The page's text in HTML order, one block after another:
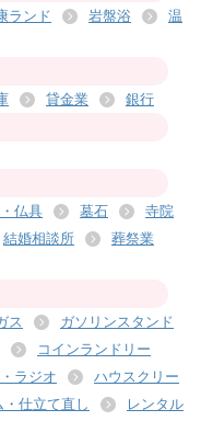
ランド 岩盤浴
温
貸金業 銀行
仏具 墓石
寺院
結婚相談所
葬祭業
ス
ガソリンスタンド
コインランドリー
ラジオ
ハウスクリー
・仕立て直し
レンタル